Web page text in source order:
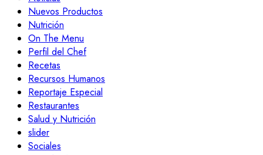
Nuevos Productos
Nutrición
On The Menu
Perfil del Chef
Recetas
Recursos Humanos
Reportaje Especial
Restaurantes
Salud y Nutrición
slider
Sociales